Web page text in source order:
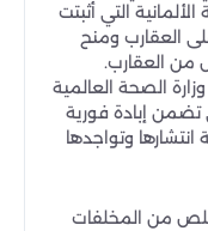
التي أثبتت
العقارب ومنح
من العقارب.
الصحة العالمية
تضمن إبادة فورية
وتواجدها
من المخلفات